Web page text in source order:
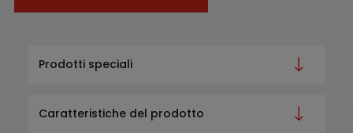
Prodotti speciali
Caratteristiche del prodotto